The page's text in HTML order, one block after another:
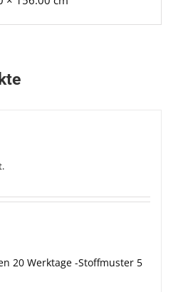
20 Werktage -Stoffmuster 5